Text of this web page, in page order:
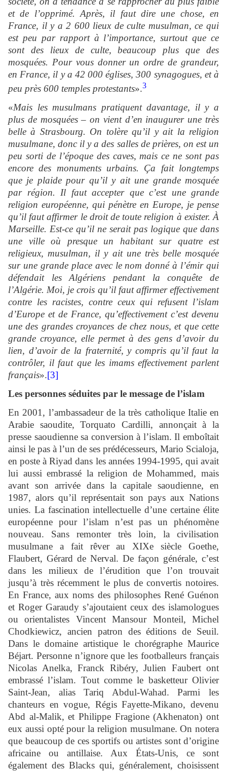
et de l’opprimé. Après, il faut dire une chose, en
France, il y a 2 600 lieux de culte musulman, ce qui
est peu par rapport à l’importance, surtout que ce
sont des lieux de culte, beaucoup plus que des
mosquées. Pour vous donner un ordre de grandeur,
en France, il y a 42 000 églises, 300 synagogues, et à
peu près 600 temples protestants».3
«Mais les musulmans pratiquent davantage, il y a
plus de mosquées – on vient d’en inaugurer une très
belle à Strasbourg. On tolère qu’il y ait la religion
musulmane, donc il y a des salles de prières, on est un
peu sorti de l’époque des caves, mais ce ne sont pas
encore des monuments urbains. Ça fait longtemps
que je plaide pour qu’il y ait une grande mosquée
par région. Il faut accepter que c’est une grande
religion européenne, qui pénètre en Europe, je pense
qu’il faut affirmer le droit de toute religion à exister. À
Marseille. Est-ce qu’il ne serait pas logique que dans
une ville où presque un habitant sur quatre est
religieux, musulman, il y ait une très belle mosquée
sur une grande place avec le nom donné à l’émir qui
défendait les Algériens pendant la conquête de
l’Algérie. Moi, je crois qu’il faut affirmer effectivement
contre les racistes, contre ceux qui refusent l’islam
d’Europe et de France, qu’effectivement c’est devenu
une des grandes croyances de chez nous, et que cette
grande croyance, elle permet à des gens d’avoir du
lien, d’avoir de la fraternité, y compris qu’il faut la
contrôler, il faut que les imams effectivement parlent
français».[3]
Les personnes séduites par le message de l’islam
En 2001, l’ambassadeur de la très catholique Italie en
Arabie saoudite, Torquato Cardilli, annonçait à la
presse saoudienne sa conversion à l’islam. Il emboîtait
ainsi le pas à l’un de ses prédécesseurs, Mario Scialoja,
en poste à Riyad dans les années 1994-1995, qui avait
lui aussi embrassé la religion de Mohammed, mais
avant son arrivée dans la capitale saoudienne, en
1987, alors qu’il représentait son pays aux Nations
unies. La fascination intellectuelle d’une certaine élite
européenne pour l’islam n’est pas un phénomène
nouveau. Sans remonter très loin, la civilisation
musulmane a fait rêver au XIXe siècle Goethe,
Flaubert, Gérard de Nerval. De façon générale, c’est
dans les milieux de l’érudition que l’on trouvait
jusqu’à très récemment le plus de convertis notoires.
En France, aux noms des philosophes René Guénon
et Roger Garaudy s’ajoutaient ceux des islamologues
ou orientalistes Vincent Mansour Monteil, Michel
Chodkiewicz, ancien patron des éditions de Seuil.
Dans le domaine artistique le chorégraphe Maurice
Béjart. Personne n’ignore que les footballeurs français
Nicolas Anelka, Franck Ribéry, Julien Faubert ont
embrassé l’islam. Tout comme le basketteur Olivier
Saint-Jean, alias Tariq Abdul-Wahad. Parmi les
chanteurs en vogue, Régis Fayette-Mikano, devenu
Abd al-Malik, et Philippe Fragione (Akhenaton) ont
eux aussi opté pour la religion musulmane. On notera
que beaucoup de ces sportifs ou artistes sont d’origine
africaine ou antillaise. Aux États-Unis, ce sont
également des Blacks qui, généralement, choisissent